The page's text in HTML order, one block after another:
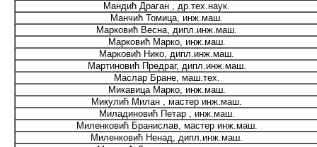
Мандић Драган , др.тех.наук.
Манчић Томица, инж.маш.
Марковић Весна, дипл.инж.маш.
Марковић Марко, инж.маш.
Марковић Нико, дипл.инж.маш.
Мартиновић Предраг, дипл.инж.маш.
Маслар Бране, маш.тех.
Микавица Марко, инж.маш.
Микулић Милан , мастер инж.маш.
Миладиновић Петар , инж.маш.
Миленковић Бранислав, мастер инж.маш.
Миленковић Ненад, дипл.инж.маш.